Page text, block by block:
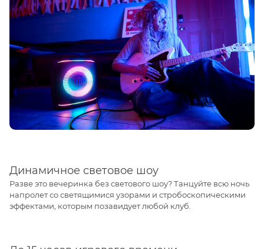
Динамичное световое шоу
Разве это вечеринка без светового шоу? Танцуйте всю ночь
напролет со светящимися узорами и стробоскопическими
эффектами, которым позавидует любой клуб.